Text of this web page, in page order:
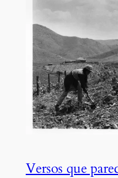
Versos que